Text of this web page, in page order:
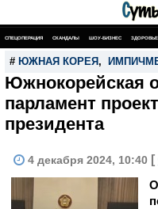
СПЕЦОПЕРАЦИЯ СКАНДАЛЫ ШОУ-БИЗНЕС ЗДОРОВЬЕ
# ЮЖНАЯ КОРЕЯ ,
Южнокорейская
парламент
президента
4 декабря 2024, 10:40 [